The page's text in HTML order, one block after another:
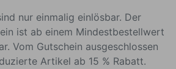
nur einmalig einlösbar. Der
ist ab einem Mindestbestellwert
Vom Gutschein ausgeschlossen
Artikel ab 15 % Rabatt.